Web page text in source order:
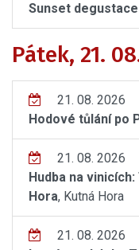
Sunset
Pátek, 21.
21. 08. 2026
Hodové tůlání po
21. 08. 2026
Hudba na
Hora, Kutná Hora
21. 08. 2026